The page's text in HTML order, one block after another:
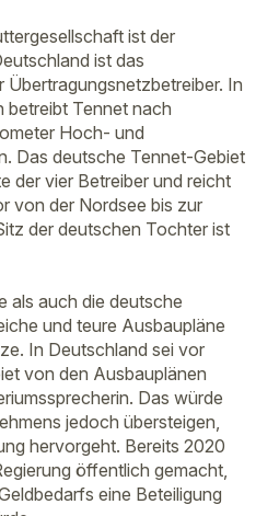
ist der
ist das
Übertragungsnetzbetreiber. In
betreibt Tennet nach
Hoch- und
Das deutsche Tennet-Gebiet
der vier Betreiber und reicht
von der Nordsee bis zur
der deutschen Tochter ist
als auch die deutsche
und teure Ausbaupläne
In Deutschland sei vor
von den Ausbauplänen
Das würde
jedoch übersteigen,
hervorgeht. Bereits 2020
öffentlich gemacht,
eine Beteiligung